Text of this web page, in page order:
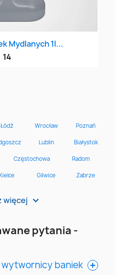
Mydlanych 1l...
14
więcej >
pytania -
wytwornicy baniek